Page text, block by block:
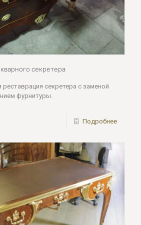
секретера
секретера с заменой
фурнитуры.
Подробнее